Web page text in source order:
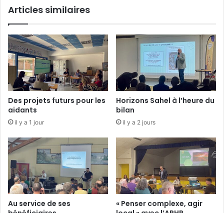
e
l
e
A
r
t
i
n
à
U
n
i
e
s
i
t
é
d
u
T
e
m
s
Articles similaires
Des projets futurs pour les
aidants
il y a 1 jour
Horizons Sahel à l’heure du
bilan
il y a 2 jours
Au service de ses
« Penser complexe, agir